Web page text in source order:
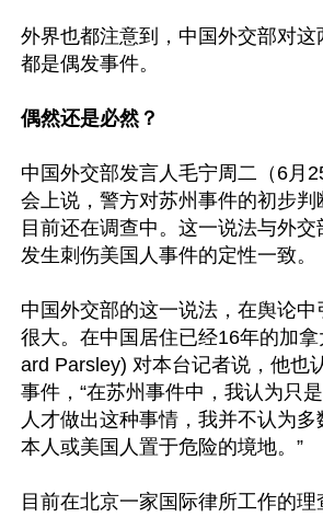
外界也都注意到，中国外交部对这
都是偶发事件。
偶然还是必然？
中国外交部发言人毛宁周二（6月
会上说，警方对苏州事件的初步判
目前还在调查中。这一说法与外
发生刺伤美国人事件的定性一致。
中国外交部的这一说法，在舆论
很大。在中国居住已经16年的加
ard Parsley) 对本台记者说，他也
事件，“在苏州事件中，我认为只
人才做出这种事情，我并不认为多
本人或美国人置于危险的境地。”
目前在北京一家国际律所工作的理